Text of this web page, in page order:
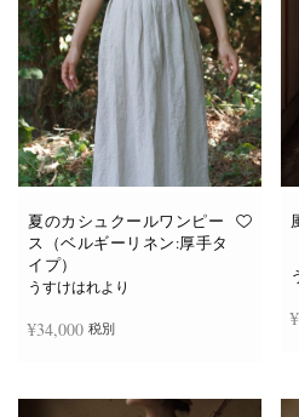
夏のカシュクールワンピー
ス（ベルギーリネン:厚手タ
イプ）
うすけはれより
¥34,000 税別 ¥